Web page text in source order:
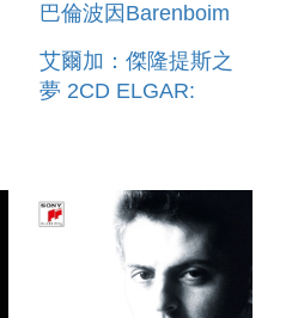
巴倫波因Barenboim
艾爾加：傑隆提斯之
夢 2CD ELGAR: